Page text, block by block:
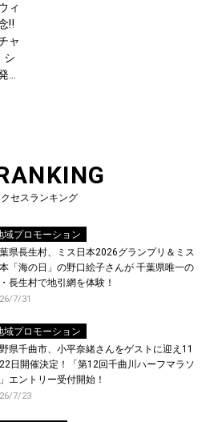
ィ
‼
ャ
シ
売
セスランキング
域プロモーション
県長生村、ミス日本2026グランプリ＆ミス
「海の日」の野口絵子さんが 千葉県唯一の
長生村で地引網を体験！
7/31
域プロモーション
県千曲市、小平奈緒さんをゲストに迎え11
日開催決定！「第12回千曲川ハーフマラソ
エントリー受付開始！
7/23